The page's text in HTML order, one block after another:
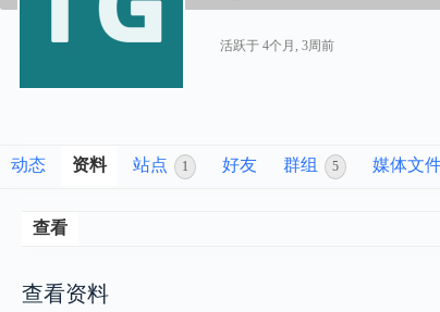
活跃于 4个月, 3周前
动态 资料 站点 1 好友 群组 5 媒体文
查看
查看资料